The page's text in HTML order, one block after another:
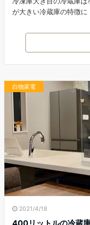
が大きい冷蔵庫の特徴に
白物家電
2021/4/18